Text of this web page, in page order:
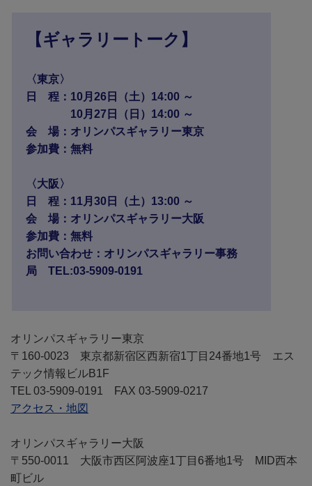
【ギャラリートーク】
〈東京〉
日 程：10月26日（土）14:00 ～
10月27日（日）14:00 ～
会 場：オリンパスギャラリー東京
参加費：無料
〈大阪〉
日 程：11月30日（土）13:00 ～
会 場：オリンパスギャラリー大阪
参加費：無料
お問い合わせ：オリンパスギャラリー事務
局 TEL:03-5909-0191
オリンパスギャラリー東京
〒160-0023 東京都新宿区西新宿1丁目24番地1号 エス
テック情報ビルB1F
TEL 03-5909-0191 FAX 03-5909-0217
アクセス・地図
オリンパスギャラリー大阪
〒550-0011 大阪市西区阿波座1丁目6番地1号 MID西本
町ビル